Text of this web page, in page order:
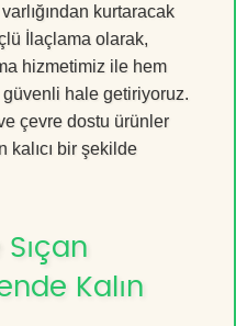
kurtaracak
İlaçlama olarak,
hizmetimiz ile hem
hale getiriyoruz.
çevre dostu ürünler
kalıcı bir şekilde
Kalın